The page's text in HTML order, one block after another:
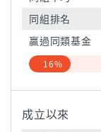
同組排名
贏過同類基金
16%
成立以來